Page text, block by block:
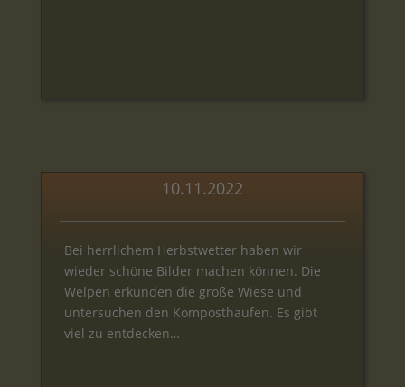
10.11.2022
Bei herrlichem Herbstwetter haben wir
wieder schöne Bilder machen können. Die
Welpen erkunden die große Wiese und
untersuchen den Komposthaufen. Es gibt
viel zu entdecken…